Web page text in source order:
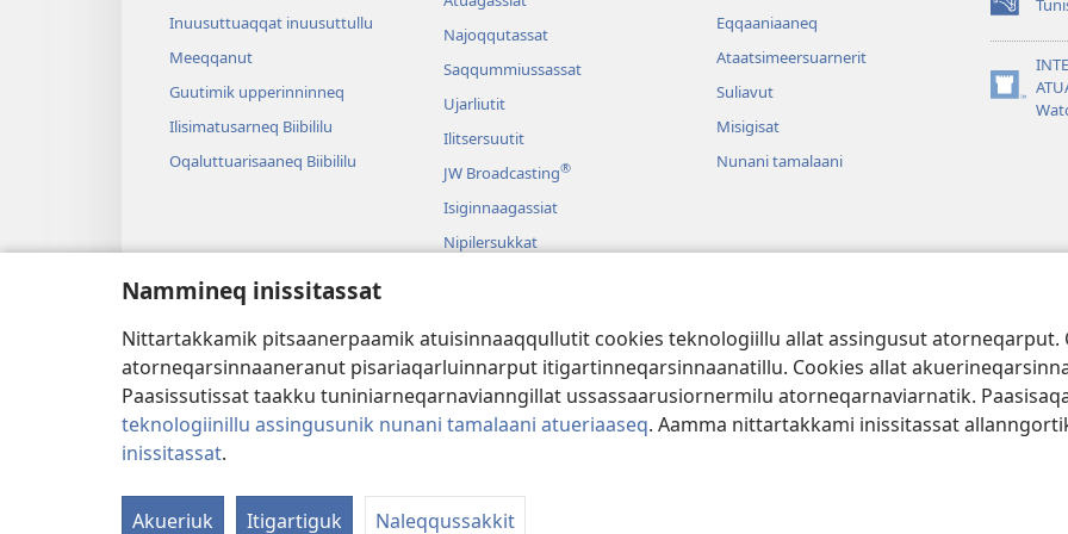
Nammineq inissitassat
Nittartakkamik pitsaanerpaamik atuisinnaaqqullutit cookies teknologiillu allat assingusut atorneqarput.
atorneqarsinnaaneranut pisariaqarluinnarput itigartinneqarsinnaanatillu. Cookies allat
Paasissutissat taakku tuniniarneqarnavianngillat ussassaarusiornermilu atorneqarnaviarnatik.
teknologiinillu assingusunik nunani tamalaani atueriaaseq. Aamma nittartakkami inissitassat
inissitassat.
Akueriuk Itigartiguk Naleqqussakkit
Inuusuttuaqqat inuusuttullu
Meeqqanut
Guutimik upperinninneq
Ilisimatusarneq Biibililu
Oqaluttuarisaaneq Biibililu
Najoqqutassat
Saqqummiussassat
Ujarliutit
Ilitsersuutit
JW Broadcasting®
Isiginnaagassiat
Nipilersukkat
Pissanganarsaarilluni Biibilimik
atuaanerit
Eqqaaniaaneq
Ataatsimeersuarnerit
Suliavut
Misigisat
Nunani tamalaani
(opens
new
window)
(opens
Copyright